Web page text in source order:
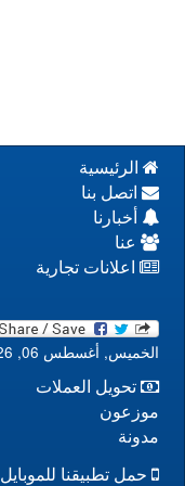
الرئيسية
اتصل بنا
أخبارنا
عنا
اعلانات تجارية
الخميس, أغسطس 06, 2026 10:25:31 ص
تحويل العملات
موزعون
مدونة
حمل تطبيقنا للموبايل